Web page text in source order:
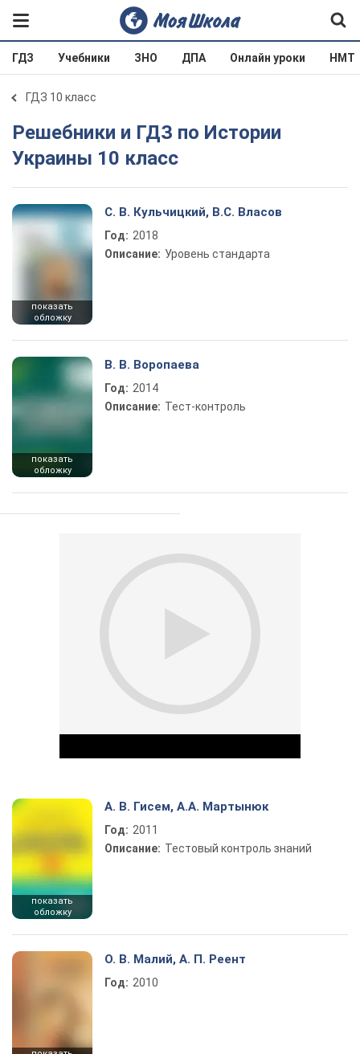
ГДЗ Учебники ЗНО ДПА Онлайн уроки НМТ
ГДЗ 10 класс
Решебники и ГДЗ по Истории
Украины 10 класс
показать
обложку
С. В. Кульчицкий, В.С. Власов
Год: 2018
Описание: Уровень стандарта
показать
обложку
В. В. Воропаева
Год: 2014
Описание: Тест-контроль
Play Video
показать
обложку
А. В. Гисем, А.А. Мартынюк
Год: 2011
Описание: Тестовый контроль знаний
О. В. Малий, А. П. Реент
Год: 2010